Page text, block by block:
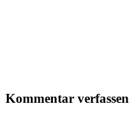
Kommentar verfassen